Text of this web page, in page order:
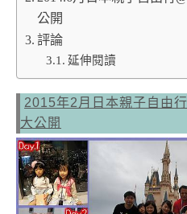
公開
評論
延伸閱讀
2015年2月日本親子自由
大公開